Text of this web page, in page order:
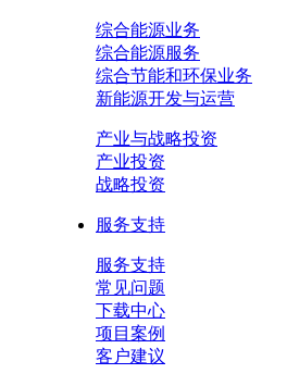
综合能源业务
综合能源服务
综合节能和环保业务
新能源开发与运营
产业与战略投资
产业投资
战略投资
服务支持
服务支持
常见问题
下载中心
项目案例
客户建议